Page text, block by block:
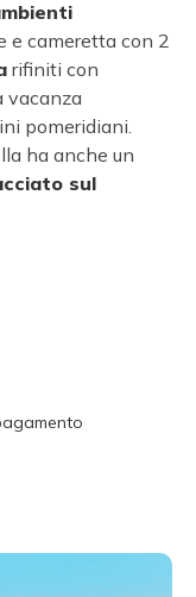
e cameretta con 2
rifiniti con
vacanza
pomeridiani.
ha anche un
sul